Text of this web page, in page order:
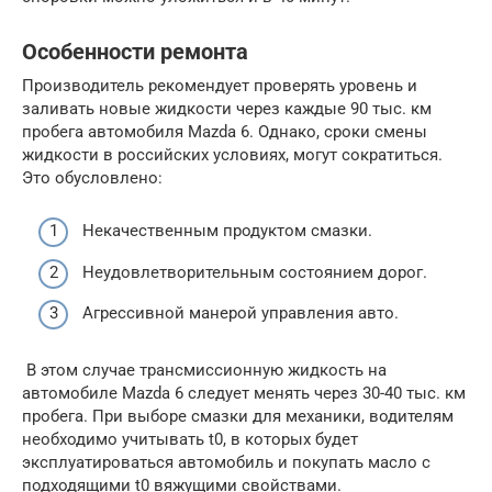
Особенности ремонта
Производитель рекомендует проверять уровень и
заливать новые жидкости через каждые 90 тыс. км
пробега автомобиля Mazda 6. Однако, сроки смены
жидкости в российских условиях, могут сократиться.
Это обусловлено:
Некачественным продуктом смазки.
Неудовлетворительным состоянием дорог.
Агрессивной манерой управления авто.
В этом случае трансмиссионную жидкость на
автомобиле Mazda 6 следует менять через 30-40 тыс. км
пробега. При выборе смазки для механики, водителям
необходимо учитывать t0, в которых будет
эксплуатироваться автомобиль и покупать масло с
подходящими t0 вяжущими свойствами.